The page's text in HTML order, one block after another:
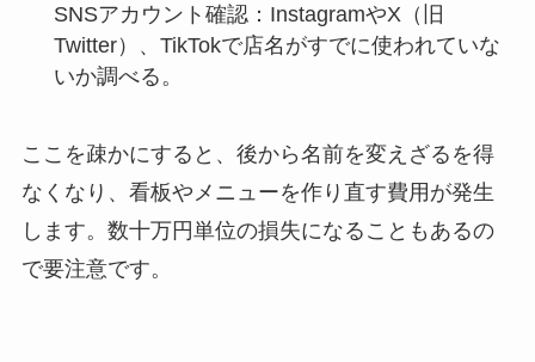
SNSアカウント確認：InstagramやX（旧
Twitter）、TikTokで店名がすでに使われていな
いか調べる。
ここを疎かにすると、後から名前を変えざるを得
なくなり、看板やメニューを作り直す費用が発生
します。数十万円単位の損失になることもあるの
で要注意です。